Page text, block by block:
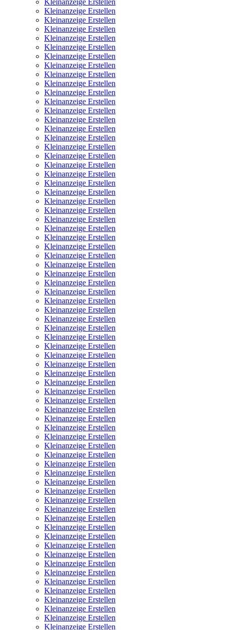
Kleinanzeige Erstellen
Kleinanzeige Erstellen
Kleinanzeige Erstellen
Kleinanzeige Erstellen
Kleinanzeige Erstellen
Kleinanzeige Erstellen
Kleinanzeige Erstellen
Kleinanzeige Erstellen
Kleinanzeige Erstellen
Kleinanzeige Erstellen
Kleinanzeige Erstellen
Kleinanzeige Erstellen
Kleinanzeige Erstellen
Kleinanzeige Erstellen
Kleinanzeige Erstellen
Kleinanzeige Erstellen
Kleinanzeige Erstellen
Kleinanzeige Erstellen
Kleinanzeige Erstellen
Kleinanzeige Erstellen
Kleinanzeige Erstellen
Kleinanzeige Erstellen
Kleinanzeige Erstellen
Kleinanzeige Erstellen
Kleinanzeige Erstellen
Kleinanzeige Erstellen
Kleinanzeige Erstellen
Kleinanzeige Erstellen
Kleinanzeige Erstellen
Kleinanzeige Erstellen
Kleinanzeige Erstellen
Kleinanzeige Erstellen
Kleinanzeige Erstellen
Kleinanzeige Erstellen
Kleinanzeige Erstellen
Kleinanzeige Erstellen
Kleinanzeige Erstellen
Kleinanzeige Erstellen
Kleinanzeige Erstellen
Kleinanzeige Erstellen
Kleinanzeige Erstellen
Kleinanzeige Erstellen
Kleinanzeige Erstellen
Kleinanzeige Erstellen
Kleinanzeige Erstellen
Kleinanzeige Erstellen
Kleinanzeige Erstellen
Kleinanzeige Erstellen
Kleinanzeige Erstellen
Kleinanzeige Erstellen
Kleinanzeige Erstellen
Kleinanzeige Erstellen
Kleinanzeige Erstellen
Kleinanzeige Erstellen
Kleinanzeige Erstellen
Kleinanzeige Erstellen
Kleinanzeige Erstellen
Kleinanzeige Erstellen
Kleinanzeige Erstellen
Kleinanzeige Erstellen
Kleinanzeige Erstellen
Kleinanzeige Erstellen
Kleinanzeige Erstellen
Kleinanzeige Erstellen
Kleinanzeige Erstellen
Kleinanzeige Erstellen
Kleinanzeige Erstellen
Kleinanzeige Erstellen
Kleinanzeige Erstellen